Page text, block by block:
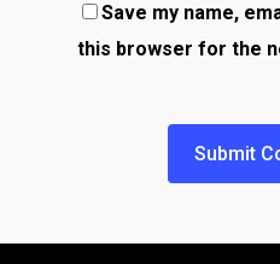
Save my name,
this browser for the